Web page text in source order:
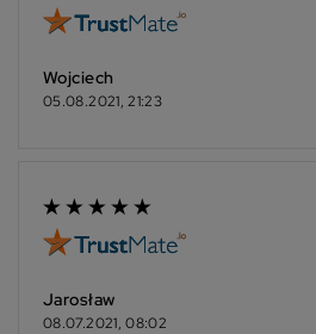
Wojciech
05.08.2021, 21:23
Jarosław
08.07.2021, 08:02